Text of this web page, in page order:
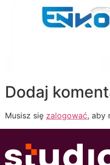
Dodaj
Musisz się zalogować, aby